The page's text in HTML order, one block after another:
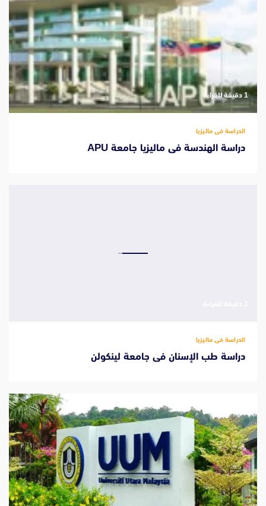
‫1 دقيقة للقراءة
الدراسة فى ماليزيا
دراسة الهندسة فى ماليزيا جامعة APU
الدراسة فى ماليزيا
دراسة طب الإسنان فى جامعة لينكولن